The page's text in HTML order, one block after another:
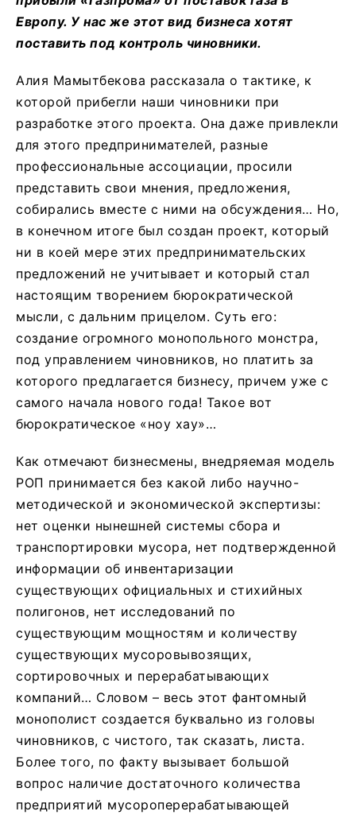
Европу. У нас же этот вид бизнеса хотят
поставить под контроль чиновники.
Алия Мамытбекова рассказала о тактике, к
которой прибегли наши чиновники при
разработке этого проекта. Она даже привлекли
для этого предпринимателей, разные
профессиональные ассоциации, просили
представить свои мнения, предложения,
собирались вместе с ними на обсуждения… Но,
в конечном итоге был создан проект, который
ни в коей мере этих предпринимательских
предложений не учитывает и который стал
настоящим творением бюрократической
мысли, с дальним прицелом. Суть его:
создание огромного монопольного монстра,
под управлением чиновников, но платить за
которого предлагается бизнесу, причем уже с
самого начала нового года! Такое вот
бюрократическое «ноу хау»…
Как отмечают бизнесмены, внедряемая модель
РОП принимается без какой либо научно-
методической и экономической экспертизы:
нет оценки нынешней системы сбора и
транспортировки мусора, нет подтвержденной
информации об инвентаризации
существующих официальных и стихийных
полигонов, нет исследований по
существующим мощностям и количеству
существующих мусоровывозящих,
сортировочных и перерабатывающих
компаний… Словом – весь этот фантомный
монополист создается буквально из головы
чиновников, с чистого, так сказать, листа.
Более того, по факту вызывает большой
вопрос наличие достаточного количества
предприятий мусороперерабатывающей